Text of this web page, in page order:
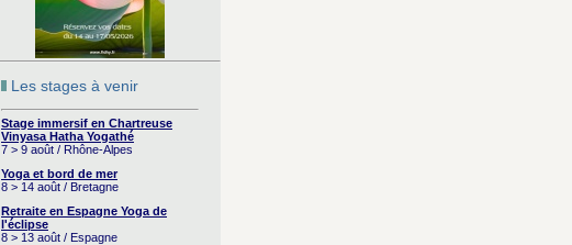
Les stages à venir
Stage immersif en Chartreuse
Vinyasa Hatha Yogathé
7 > 9 août / Rhône-Alpes
Yoga et bord de mer
8 > 14 août / Bretagne
Retraite en Espagne Yoga de
l'éclipse
8 > 13 août / Espagne